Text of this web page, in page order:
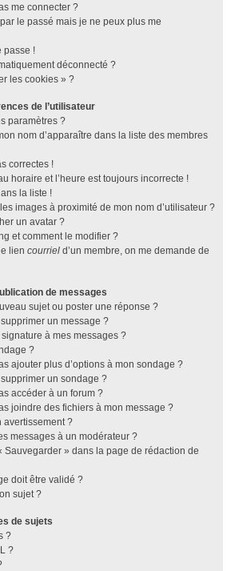
me connecter ?
le passé mais je ne peux plus me
passe !
déconnecté ?
les cookies » ?
de l’utilisateur
paramètres ?
nom d’apparaître dans la liste des membres
correctes !
horaire et l’heure est toujours incorrecte !
la liste !
images à proximité de mon nom d’utilisateur ?
un avatar ?
et comment le modifier ?
lien courriel d’un membre, on me demande de
de messages
sujet ou poster une réponse ?
un message ?
à mes messages ?
?
ajouter plus d’options à mon sondage ?
un sondage ?
accéder à un forum ?
joindre des fichiers à mon message ?
avertissement ?
messages à un modérateur ?
Sauvegarder » dans la page de rédaction de
doit être validé ?
sujet ?
de sujets
?
?